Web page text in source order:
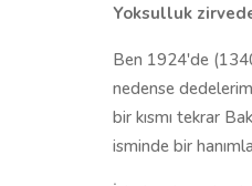
Yoksulluk
Ben 1924'de
nedense
bir kısmı tekrar
isminde bir